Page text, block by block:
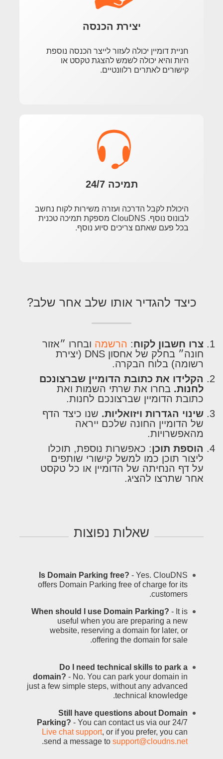
יצירת הכנסה
חניית דומיין יכולה לעזור לייצר הכנסה נוספת
היות והיא יכולה לשמש להצגת טקסט או
קישורים לאתרים רלוונטיים.
תמיכה 24/7
היכולת לקבל הדרכה ועזרה משירות לקוח נחשב
לבונוס נוסף. ClouDNS מספקת תמיכה טכנית
בכל פעם שאתם צריכים סיוע נוסף.
כיצד להגדיר אותו שלב אחר שלב?
צרו חשבון לקוח: הרשמה ובחרו ״אזור
חונה״ בחלק של אחסון DNS (יצירת
רשומה) בלוח הבקרה.
הקלידו את כתובת הדומיין שברצונכם
לחנות. בחרו את שרתי השמות ואת
כתובת הדומיין שברצונכם לחנות.
שינוי הגדרות ויזואליות. שנו כיצד הדף
של הדומיין החונה שלכם ייראה
מהאפשרויות.
הוספת תוכן: כאפשרות נוספת, תוכלו
ליצור תוכן כמו למשל קישורי שותפים
על דף הנחיתה של הדומיין או כל טקסט
אחר שתרצו להציג.
שאלות נפוצות
Is Domain Parking free? - Yes. ClouDNS
offers Domain Parking free of charge for its
customers.
When should I use Domain Parking? - It is
useful when you are preparing a new
website, reserving a domain for later, or
offering the domain for sale.
Do I need technical skills to park a
domain? - No. You can park your domain in
just a few simple steps, without any advanced
technical knowledge.
Still have questions about Domain
Parking? - You can contact us via our 24/7
Live chat support, or if you prefer, you can
send a message to support@cloudns.net
.